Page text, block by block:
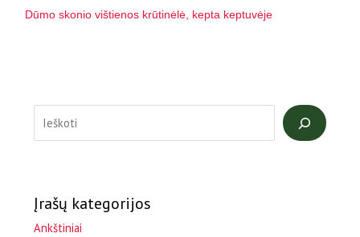
Dūmo skonio vištienos krūtinėlė, kepta keptuvėje
Įrašų kategorijos
Ankštiniai